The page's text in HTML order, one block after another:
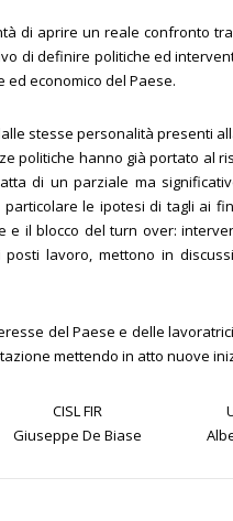
di aprire un reale confronto
di definire politiche ed
economico del Paese.
stesse personalità presenti
politiche hanno già portato al
di un parziale ma
le ipotesi di tagli ai
e il blocco del turn over:
lavoro, mettono in
del Paese e delle
mettendo in atto nuove
CISL FIR
Giuseppe De Biase